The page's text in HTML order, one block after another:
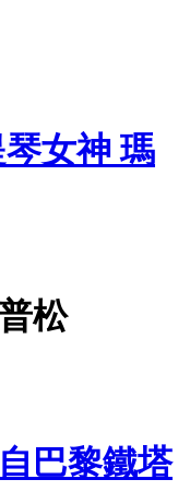
女神 瑪
松
巴黎鐵塔